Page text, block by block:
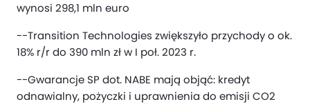
wynosi 298,1 mln euro
--Transition Technologies zwiększyło przychody o ok.
18% r/r do 390 mln zł w I poł. 2023 r.
--Gwarancje SP dot. NABE mają objąć: kredyt
odnawialny, pożyczki i uprawnienia do emisji CO2